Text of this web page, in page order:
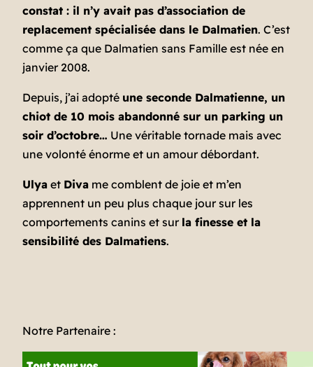
constat : il n’y avait pas d’association de
replacement spécialisée dans le Dalmatien. C’est
comme ça que Dalmatien sans Famille est née en
janvier 2008.
Depuis, j’ai adopté une seconde Dalmatienne, un
chiot de 10 mois abandonné sur un parking un
soir d’octobre… Une véritable tornade mais avec
une volonté énorme et un amour débordant.
Ulya et Diva me comblent de joie et m’en
apprennent un peu plus chaque jour sur les
comportements canins et sur la finesse et la
sensibilité des Dalmatiens.
Notre Partenaire :